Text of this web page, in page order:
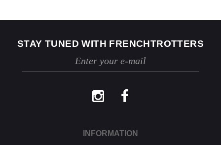
STAY TUNED WITH FRENCHTROTTERS
INFORMATION